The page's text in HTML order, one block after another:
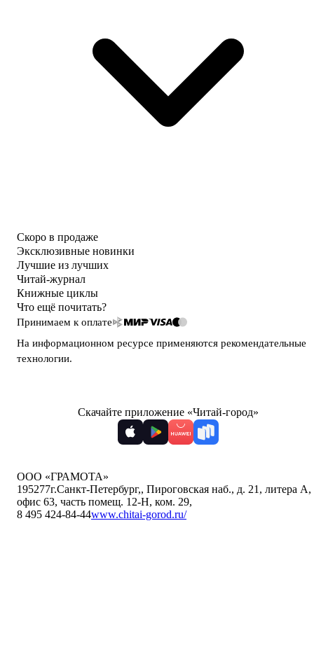
Скоро в продаже
Эксклюзивные новинки
Лучшие из лучших
Читай-журнал
Книжные циклы
Что ещё почитать?
Принимаем к оплате
На информационном ресурсе применяются рекомендательные
технологии.
Скачайте приложение «Читай-город»
ООО «ГРАМОТА»
195277г.Санкт-Петербург,, Пироговская наб., д. 21, литера А,
офис 63, часть помещ. 12-Н, ком. 29,
8 495 424-84-44www.chitai-gorod.ru/